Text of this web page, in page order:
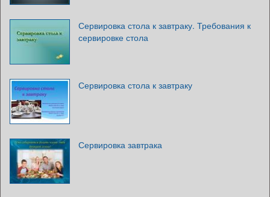
Сервировка стола к завтраку. Требования к
сервировке стола
Сервировка стола к завтраку
Сервировка завтрака